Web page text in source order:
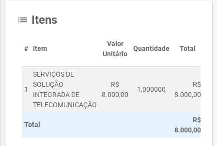
list Itens
# Item
Valor
Unitário
Quantidade Total
1
SERVIÇOS DE
SOLUÇÃO
INTEGRADA DE
TELECOMUNICAÇÃO
R$
8.000,00
1,000000
R$
8.000,00
Total
R$
8.000,00